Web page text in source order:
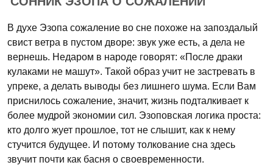
В духе Эзопа сожаление во сне похоже на запоздалый
свист ветра в пустом дворе: звук уже есть, а дела не
вернешь. Недаром в народе говорят: «После драки
кулаками не машут». Такой образ учит не застревать в
упреке, а делать выводы без лишнего шума. Если Вам
приснилось сожаление, значит, жизнь подталкивает к
более мудрой экономии сил. Эзоповская логика проста:
кто долго жует прошлое, тот не слышит, как к нему
стучится будущее. И потому толкование сна здесь
звучит почти как басня о своевременности.